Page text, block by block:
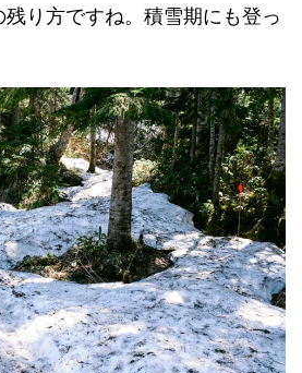
り方ですね。積雪期にも登っ